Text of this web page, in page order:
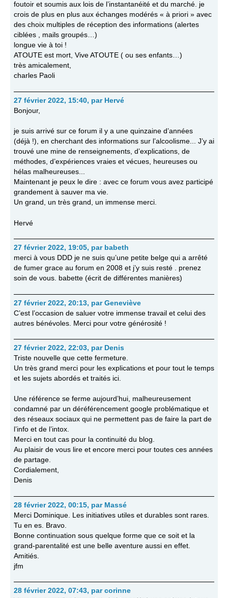
foutoir et soumis aux lois de l’instantanéité et du marché. je
crois de plus en plus aux échanges modérés « à priori » avec
des choix multiples de réception des informations (alertes
ciblées , mails groupés…)
longue vie à toi !
ATOUTE est mort, Vive ATOUTE ( ou ses enfants…)
très amicalement,
charles Paoli
27 février 2022, 15:40, par Hervé
Bonjour,
je suis arrivé sur ce forum il y a une quinzaine d’années
(déjà !), en cherchant des informations sur l’alcoolisme... J’y ai
trouvé une mine de renseignements, d’explications, de
méthodes, d’expériences vraies et vécues, heureuses ou
hélas malheureuses...
Maintenant je peux le dire : avec ce forum vous avez participé
grandement à sauver ma vie.
Un grand, un très grand, un immense merci.
Hervé
27 février 2022, 19:05, par babeth
merci à vous DDD je ne suis qu’une petite belge qui a arrêté
de fumer grace au forum en 2008 et j’y suis resté . prenez
soin de vous. babette (écrit de différentes manières)
27 février 2022, 20:13, par Geneviève
C’est l’occasion de saluer votre immense travail et celui des
autres bénévoles. Merci pour votre générosité !
27 février 2022, 22:03, par Denis
Triste nouvelle que cette fermeture.
Un très grand merci pour les explications et pour tout le temps
et les sujets abordés et traités ici.
Une référence se ferme aujourd’hui, malheureusement
condamné par un déréférencement google problématique et
des réseaux sociaux qui ne permettent pas de faire la part de
l’info et de l’intox.
Merci en tout cas pour la continuité du blog.
Au plaisir de vous lire et encore merci pour toutes ces années
de partage.
Cordialement,
Denis
28 février 2022, 00:15, par Massé
Merci Dominique. Les initiatives utiles et durables sont rares.
Tu en es. Bravo.
Bonne continuation sous quelque forme que ce soit et la
grand-parentalité est une belle aventure aussi en effet.
Amitiés.
jfm
28 février 2022, 07:43, par corinne